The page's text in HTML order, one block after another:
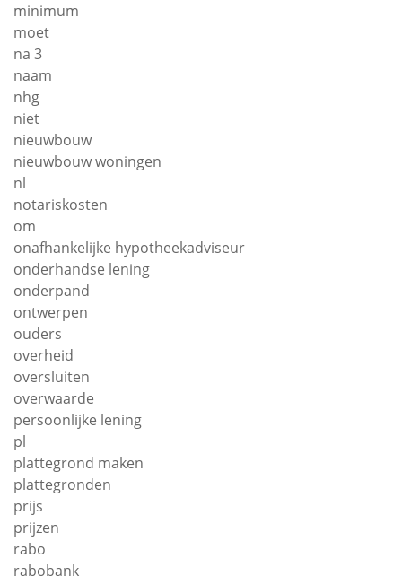
minimum
moet
na 3
naam
nhg
niet
nieuwbouw
nieuwbouw woningen
nl
notariskosten
om
onafhankelijke hypotheekadviseur
onderhandse lening
onderpand
ontwerpen
ouders
overheid
oversluiten
overwaarde
persoonlijke lening
pl
plattegrond maken
plattegronden
prijs
prijzen
rabo
rabobank